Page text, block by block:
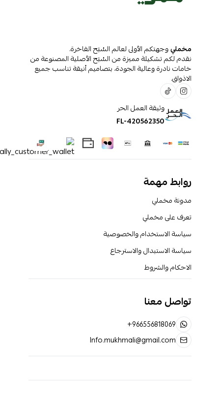
مخمليوجهتكم الأولى لعالم السُبَح الفاخرة.
نقدم لكم تشكيلة مميزة من السُبَح الأصلية المصنوعة من
خامات نادرة وعالية الجودة، بتصاميم أنيقة تناسب جميع
الاذواق.
وثيقة العمل الحر
FL-420562350
روابط مهمة
مدونة مخملي
تعرف على مخملي
سياسة الاستخدام والخصوصية
سياسة الاستبدال والاسترجاع
الاحكام والشروط
تواصل معنا
+966556818069
Info.mukhmali@gmail.com